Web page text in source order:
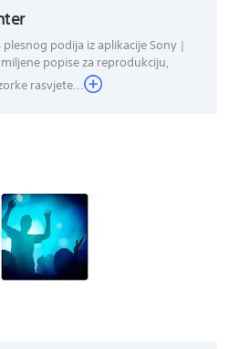
podija iz aplikacije Sony |
popise za reprodukciju,
rasvjete...